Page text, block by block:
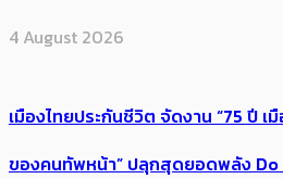
4 August 2026
เมืองไทยประกันชีวิต จัดงาน “75 ปี เ
ของคนทัพหน้า” ปลุกสุดยอดพลัง Do